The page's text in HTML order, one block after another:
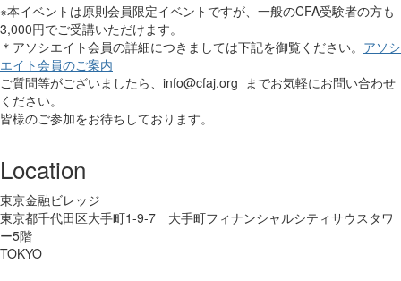
※本イベントは原則会員限定イベントですが、一般のCFA受験者の方も
3,000円でご受講いただけます。
＊アソシエイト会員の詳細につきましては下記を御覧ください。 アソシ
エイト会員のご案内
ご質問等がございましたら、 info@cfaj.org までお気軽にお問い合わせ
ください。
皆様のご参加をお待ちしております。
Location
東京金融ビレッジ
東京都千代田区大手町1-9-7 大手町フィナンシャルシティサウスタワ
ー5階
TOKYO